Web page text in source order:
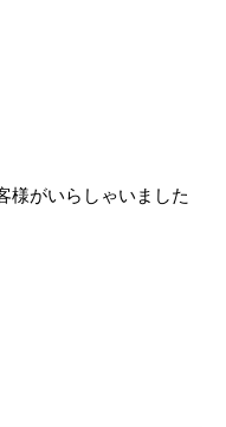
様がいらしゃいました